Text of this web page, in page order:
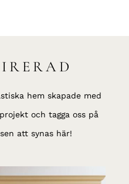
hem skapade med
och tagga oss på
att synas här!